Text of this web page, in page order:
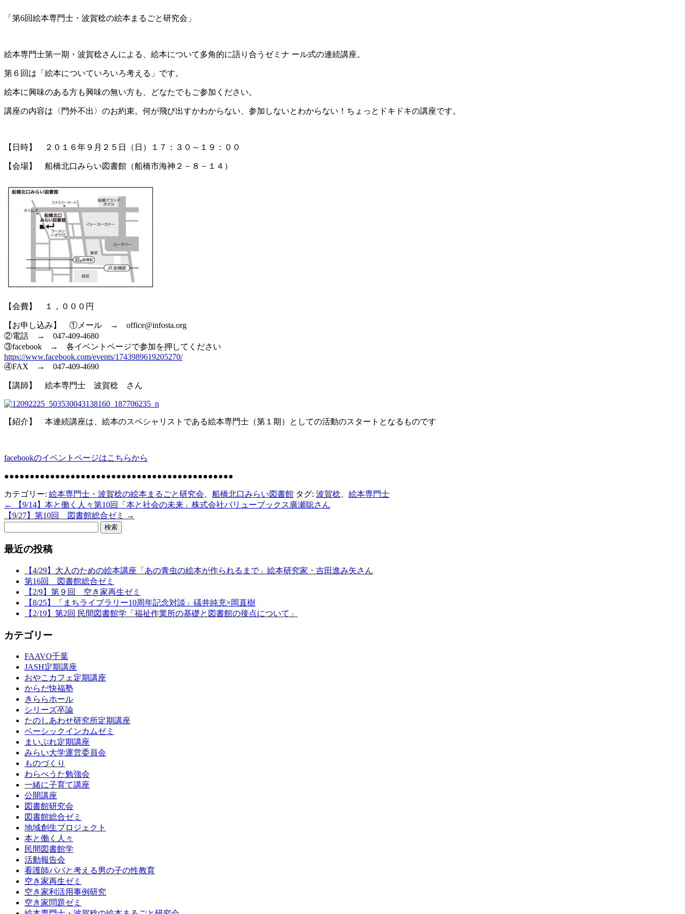
「第6回絵本専門士・波賀稔の絵本まるごと研究会」
絵本専門士第一期・波賀稔さんによる、絵本について多角的に語り合うゼミナ ール式の連続講座。
第６回は「絵本についていろいろ考える」です。
絵本に興味のある方も興味の無い方も、どなたでもご参加 ください。
講座の内容は〈門外不出〉のお約束。何が飛び出すかわからない、参加しないとわからない！ちょっとドキドキの講座です。
【日時】 ２０１６年９月２５日（日）１７：３０～１９：００
【会場】 船橋北口みらい図書館（船橋市海神２－８－１４）
【会費】 １，０００円
【お申し込み】 ①メール → office@infosta.org
②電話 → 047-409-4680
③facebook → 各イベントページで参加を押してください
https://www.facebook.com/events/1743989619205270/
④FAX → 047-409-4690
【講師】 絵本専門士 波賀稔 さん
【紹介】 本連続講座は、絵本のスペシャリストである絵本専門士（第１期）としての活動のスタートとなるものです
facebookのイベントページはこちらから
●●●●●●●●●●●●●●●●●●●●●●●●●●●●●●●●●●●●●●●●●●●●●
カテゴリー: 絵本専門士・波賀稔の絵本まるごと研究会 船橋北口みらい図書館 タグ: 波賀稔 絵本専門士
投
稿
ビ
ン
←
【9/14】本と働く人々第10回「本と社会の未来」株式会社バリューブックス廣瀬聡さん
【9/27】第10回 図書館総合ゼミ
→
最近の投稿
【4/29】大人のための絵本講座「あの青虫の絵本が作られるまで」絵本研究家・吉田進み矢さん
第16回 図書館総合ゼミ
【2/9】第９回 空き家再生ゼミ
【8/25】「まちライブラリー10周年記念対談」礒井純充×岡直樹
【2/19】第2回 民間図書館学「福祉作業所の基礎と図書館の接点について」
カテゴリー
FAAVO千葉
JASH定期講座
おやこカフェ定期講座
からだ快福塾
きららホール
シリーズ卒論
たのしあわせ研究所定期講座
ベーシックインカムゼミ
まいぷれ定期講座
みらい大学運営委員会
ものづくり
わらべうた勉強会
一緒に子育て講座
公開講座
図書館研究会
図書館総合ゼミ
地域創生プロジェクト
本と働く人々
民間図書館学
活動報告会
看護師パパと考える男の子の性教育
空き家再生ゼミ
空き家利活用事例研究
空き家問題ゼミ